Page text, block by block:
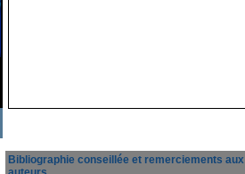
Bibliographie conseillée et remerciements aux